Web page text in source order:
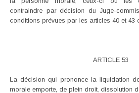
contraindre par décision du Juge-
conditions prévues par les articles 40 et 43
ARTICLE 53
La décision qui prononce la liquidation
morale emporte, de plein droit, dissolution